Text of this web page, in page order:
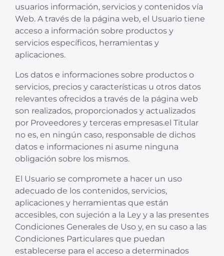
usuarios información, servicios y contenidos vía
Web. A través de la página web, el Usuario tiene
acceso a información sobre productos y
servicios específicos, herramientas y
aplicaciones.
Los datos e informaciones sobre productos o
servicios, precios y características u otros datos
relevantes ofrecidos a través de la página web
son realizados, proporcionados y actualizados
por Proveedores y terceras empresas.el Titular
no es, en ningún caso, responsable de dichos
datos e informaciones ni asume ninguna
obligación sobre los mismos.
El Usuario se compromete a hacer un uso
adecuado de los contenidos, servicios,
aplicaciones y herramientas que están
accesibles, con sujeción a la Ley y a las presentes
Condiciones Generales de Uso y, en su caso a las
Condiciones Particulares que puedan
establecerse para el acceso a determinados